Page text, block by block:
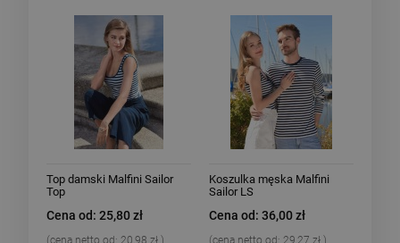
Top damski Malfini Sailor
Top
Cena od: 25,80 zł
Koszulka męska Malfini
Sailor LS
Cena od: 36,00 zł